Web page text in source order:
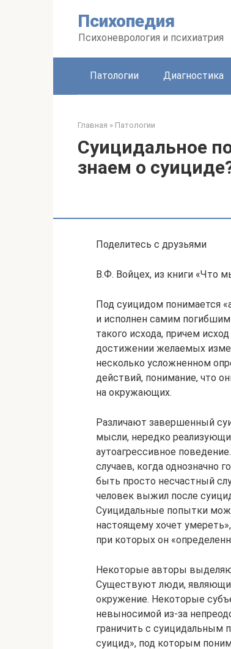
Психопедия
Психоневрология и психиатрия
Патологии Диагностика
Главная » Патологии
Суицидальное
знаем о
Поделитесь с друзьями
В.Ф. Войцех, из книги «Что
Под суицидом понимается
и исполнен самим
такого исхода, причем
достижении желаемых
несколько усложненном
действий, понимание, что
на окружающих.
Различают завершенный
мысли, нередко
аутоагрессивное
случаев, когда однозначно
быть просто несчастный
человек выжил после
Суицидальные попытки
настоящему хочет
при которых он
Некоторые авторы
Существуют люди,
окружение. Некоторые
невыносимой из-за
граничить с суицидальным
суицид», под которым